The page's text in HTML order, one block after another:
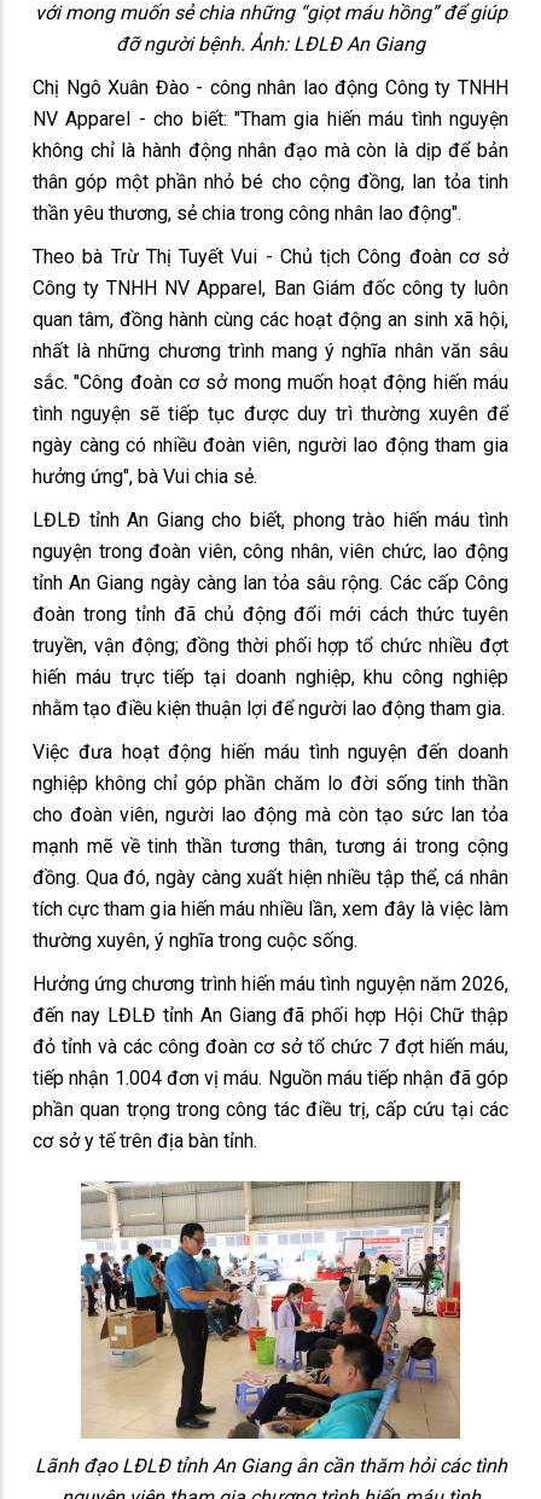
với mong muốn sẻ chia những “giọt máu hồng” để giúp
đỡ người bệnh. Ảnh: LĐLĐ An Giang
Chị Ngô Xuân Đào - công nhân lao động Công ty TNHH
NV Apparel - cho biết: "Tham gia hiến máu tình nguyện
không chỉ là hành động nhân đạo mà còn là dịp để bản
thân góp một phần nhỏ bé cho cộng đồng, lan tỏa tinh
thần yêu thương, sẻ chia trong công nhân lao động".
Theo bà Trừ Thị Tuyết Vui - Chủ tịch Công đoàn cơ sở
Công ty TNHH NV Apparel, Ban Giám đốc công ty luôn
quan tâm, đồng hành cùng các hoạt động an sinh xã hội,
nhất là những chương trình mang ý nghĩa nhân văn sâu
sắc. "Công đoàn cơ sở mong muốn hoạt động hiến máu
tình nguyện sẽ tiếp tục được duy trì thường xuyên để
ngày càng có nhiều đoàn viên, người lao động tham gia
hưởng ứng", bà Vui chia sẻ.
LĐLĐ tỉnh An Giang cho biết, phong trào hiến máu tình
nguyện trong đoàn viên, công nhân, viên chức, lao động
tỉnh An Giang ngày càng lan tỏa sâu rộng. Các cấp Công
đoàn trong tỉnh đã chủ động đổi mới cách thức tuyên
truyền, vận động; đồng thời phối hợp tổ chức nhiều đợt
hiến máu trực tiếp tại doanh nghiệp, khu công nghiệp
nhằm tạo điều kiện thuận lợi để người lao động tham gia.
Việc đưa hoạt động hiến máu tình nguyện đến doanh
nghiệp không chỉ góp phần chăm lo đời sống tinh thần
cho đoàn viên, người lao động mà còn tạo sức lan tỏa
mạnh mẽ về tinh thần tương thân, tương ái trong cộng
đồng. Qua đó, ngày càng xuất hiện nhiều tập thể, cá nhân
tích cực tham gia hiến máu nhiều lần, xem đây là việc làm
thường xuyên, ý nghĩa trong cuộc sống.
Hưởng ứng chương trình hiến máu tình nguyện năm 2026,
đến nay LĐLĐ tỉnh An Giang đã phối hợp Hội Chữ thập
đỏ tỉnh và các công đoàn cơ sở tổ chức 7 đợt hiến máu,
tiếp nhận 1.004 đơn vị máu. Nguồn máu tiếp nhận đã góp
phần quan trọng trong công tác điều trị, cấp cứu tại các
cơ sở y tế trên địa bàn tỉnh.
Lãnh đạo LĐLĐ tỉnh An Giang ân cần thăm hỏi các tình